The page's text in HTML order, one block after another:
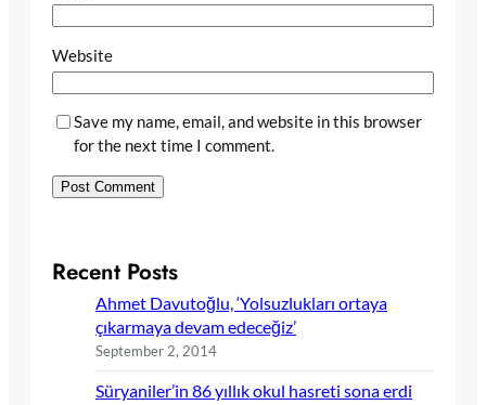
Website
Save my name, email, and website in this browser
for the next time I comment.
Recent Posts
Ahmet Davutoğlu, ‘Yolsuzlukları ortaya
çıkarmaya devam edeceğiz’
September 2, 2014
Süryaniler’in 86 yıllık okul hasreti sona erdi